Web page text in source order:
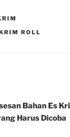
ROLL
Bahan Es
Harus Dicoba